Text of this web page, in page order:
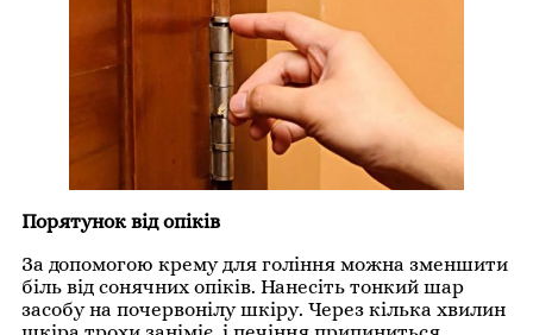
Порятунок від опiків
За допомогою крему для гоління можна зменшити
біль від сонячних опіків. Нанесіть тонкий шар
засобу на почервонілу шкіру. Через кілька хвилин